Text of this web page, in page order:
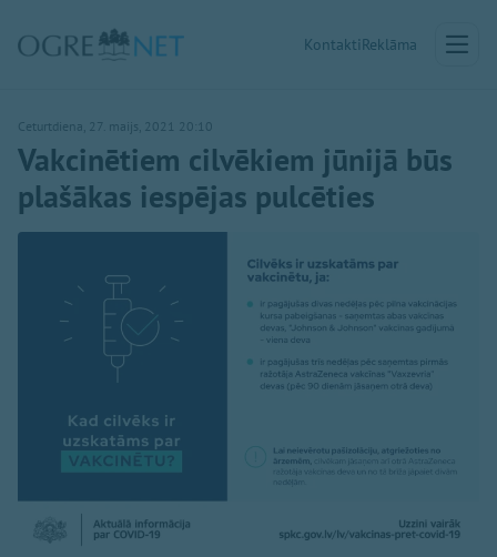
KontaktiReklāma
Ceturtdiena, 27. maijs, 2021 20:10
Vakcinētiem cilvēkiem jūnijā būs
plašākas iespējas pulcēties